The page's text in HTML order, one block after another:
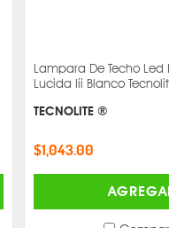
Lampara De Techo Led
Lucida Iii Blanco
TECNOLITE ®
$1,043.00